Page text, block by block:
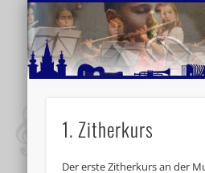
MUSIKSCHULE
AKTUELLESCHULE
VIDEOS
WEITERE
1. Zitherkurs
Der erste Zitherkurs an der